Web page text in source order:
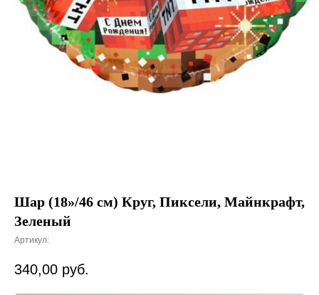
Шар (18»/46 см) Круг, Пиксели, Майнкрафт,
Зеленый
Артикул:
340,00 руб.